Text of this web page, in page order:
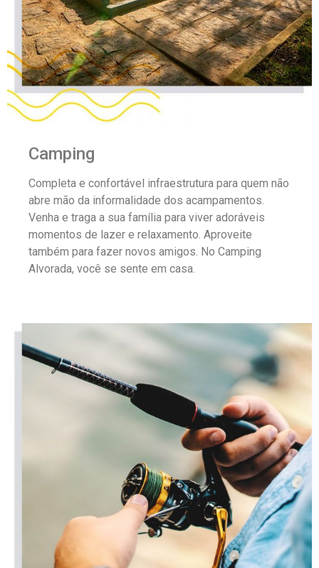
Camping
Completa e confortável infraestrutura para quem não
abre mão da informalidade dos acampamentos.
Venha e traga a sua família para viver adoráveis
momentos de lazer e relaxamento. Aproveite
também para fazer novos amigos. No Camping
Alvorada, você se sente em casa.